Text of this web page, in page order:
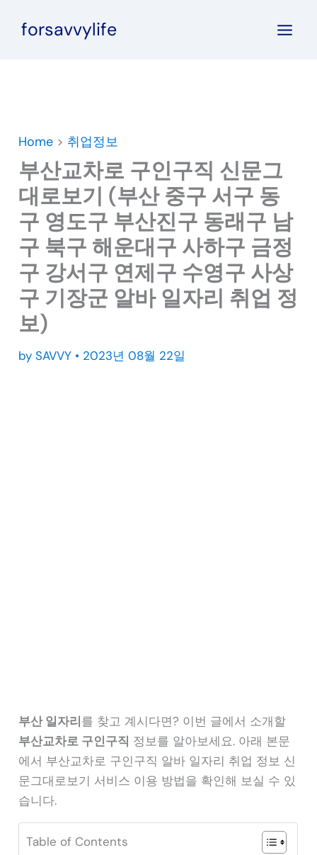
forsavvylife
Home > 취업정보
부산교차로 구인구직 신문그
대로보기 (부산 중구 서구 동
구 영도구 부산진구 동래구 남
구 북구 해운대구 사하구 금정
구 강서구 연제구 수영구 사상
구 기장군 알바 일자리 취업 정
보)
by SAVVY • 2023년 08월 22일
부산 일자리를 찾고 계시다면? 이번 글에서 소개할
부산교차로 구인구직 정보를 알아보세요. 아래 본문
에서 부산교차로 구인구직 알바 일자리 취업 정보 신
문그대로보기 서비스 이용 방법을 확인해 보실 수 있
습니다.
Table of Contents